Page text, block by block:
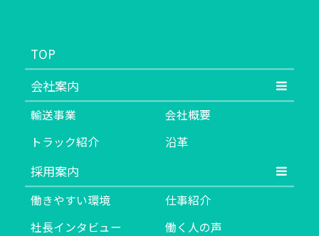
TOP
会社案内
輸送事業
会社概要
トラック紹介
沿革
採用案内
働きやすい環境
仕事紹介
社長インタビュー
働く人の声